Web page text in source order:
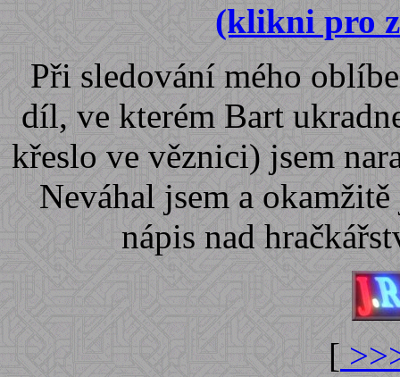
(klikni pro
Při sledování mého
díl, ve kterém Bart
křeslo ve věznici) jsem
Neváhal jsem a
nápis nad
[